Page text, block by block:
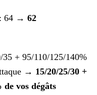
: 64 → 62
+ 95/110/125/140%
→ 15/20/25/30 +
de vos dégâts